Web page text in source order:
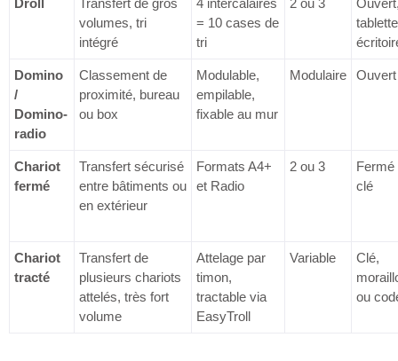
Droll
Transfert de gros
volumes, tri
intégré
4 intercalaires
= 10 cases de
tri
2 ou 3
tablette
Domino
/
Domino-
radio
Classement de
proximité, bureau
ou box
Modulable,
empilable,
fixable au mur
Modulaire Ouvert
Chariot
fermé
Transfert sécurisé
entre bâtiments ou
en extérieur
Formats A4+
et Radio
2 ou 3
Fermé
clé
Chariot
tracté
Transfert de
plusieurs chariots
attelés, très fort
volume
Attelage par
timon,
tractable via
EasyTroll
Variable
Clé,
ou